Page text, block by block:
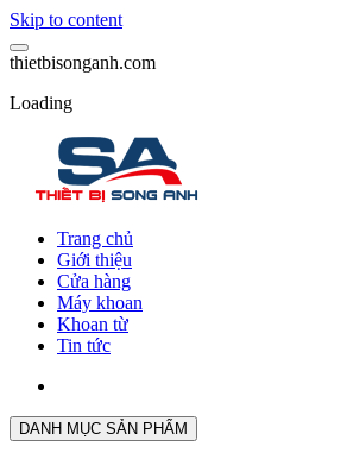
Skip to content
thietbisonganh.com
Loading
Trang chủ
Giới thiệu
Cửa hàng
Máy khoan
Khoan từ
Tin tức
DANH MỤC SẢN PHẨM